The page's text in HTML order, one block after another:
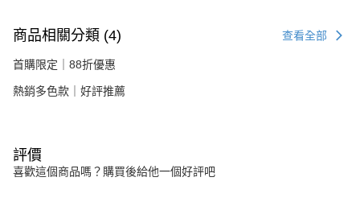
商品相關分類 (4) 查看全部
首購限定｜88折優惠
熱銷多色款｜好評推薦
評價
喜歡這個商品嗎？購買後給他一個好評吧